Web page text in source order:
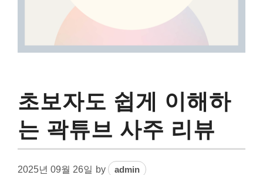
초보자도 쉽게 이해하
는 곽튜브 사주 리뷰
2025년 09월 26일 by admin